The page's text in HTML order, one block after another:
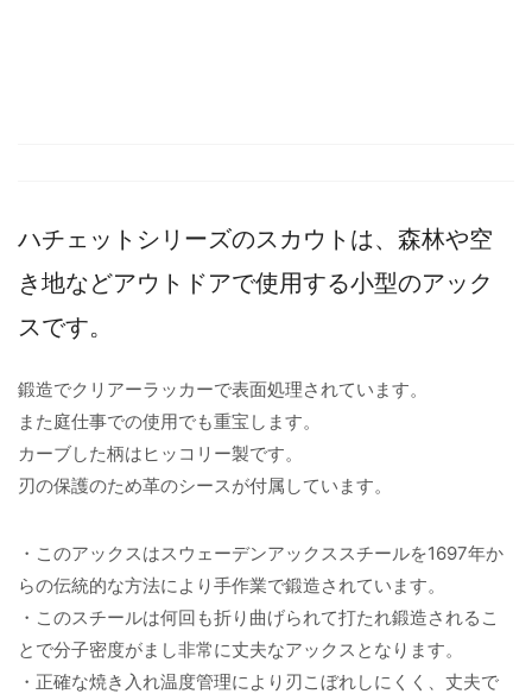
ハチェットシリーズのスカウトは、森林や空
き地などアウトドアで使用する小型のアック
スです。
鍛造でクリアーラッカーで表面処理されています。
また庭仕事での使用でも重宝します。
カーブした柄はヒッコリー製です。
刃の保護のため革のシースが付属しています。
・このアックスはスウェーデンアックススチールを1697年か
らの伝統的な方法により手作業で鍛造されています。
・このスチールは何回も折り曲げられて打たれ鍛造されるこ
とで分子密度がまし非常に丈夫なアックスとなります。
・正確な焼き入れ温度管理により刃こぼれしにくく、丈夫で